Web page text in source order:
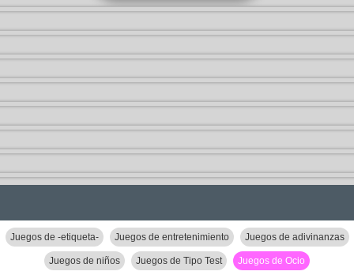
Juegos de -etiqueta- Juegos de entretenimiento Juegos de adivinanzas
Juegos de niños Juegos de Tipo Test Juegos de Ocio